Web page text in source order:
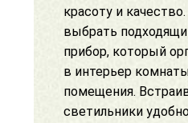
красоту и
выбрать
прибор, который
в интерьер
помещения.
светильники